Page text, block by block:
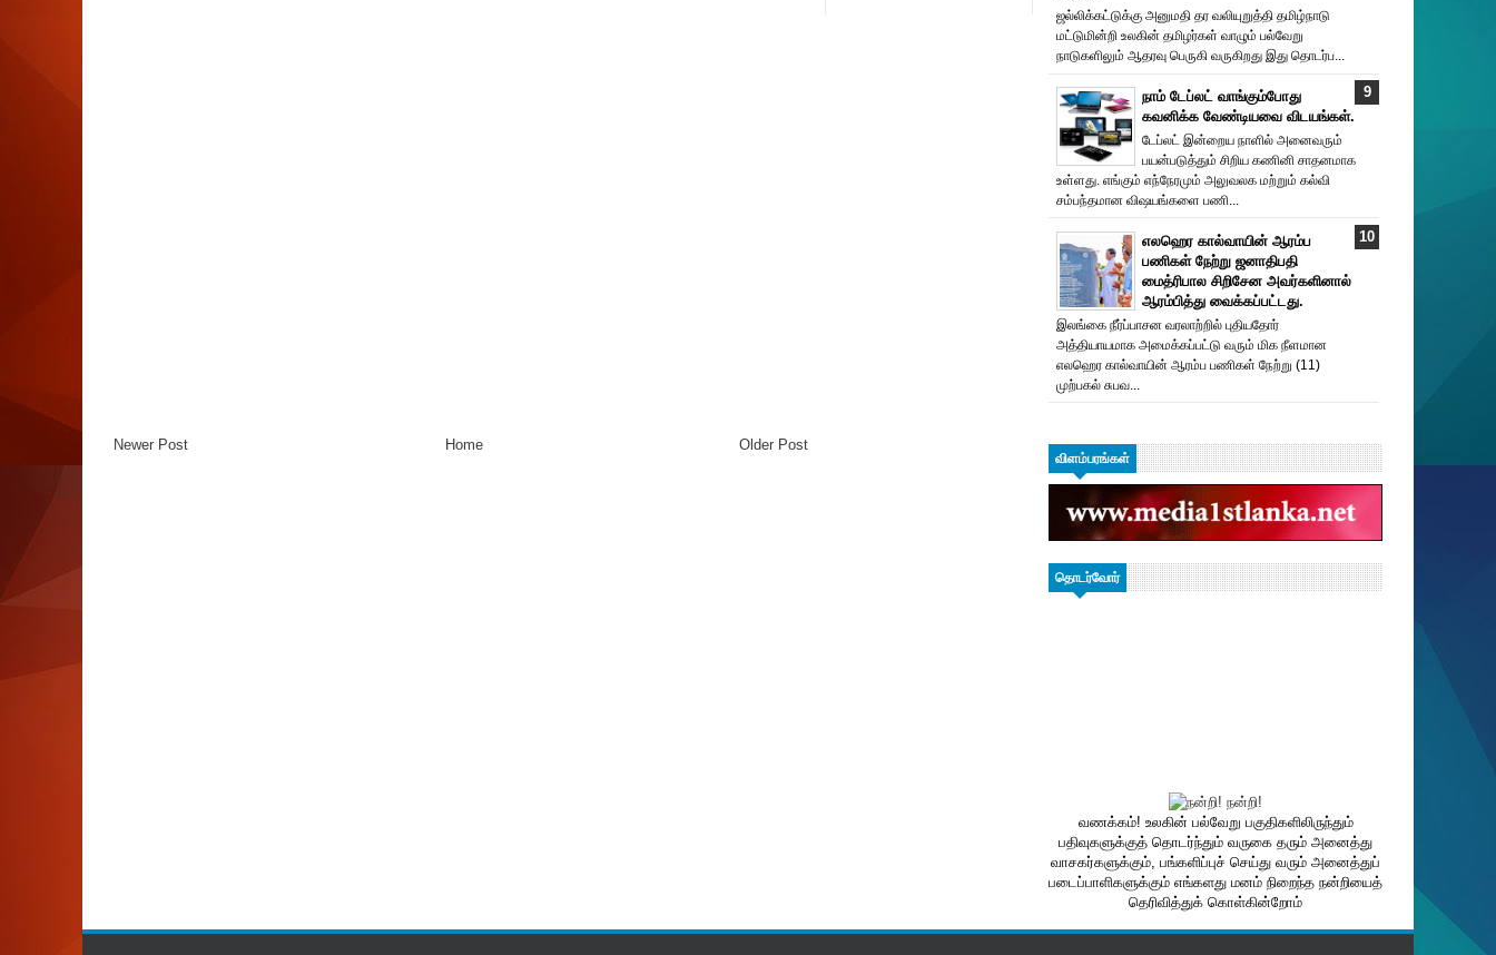
Newer Post Older Post
Home
ஜல்லிக்கட்டுக்கு அனுமதி தர வலியுறுத்தி தமிழ்நாடு
மட்டுமின்றி உலகின் தமிழர்கள் வாழும் பல்வேறு
நாடுகளிலும் ஆதரவு பெருகி வருகிறது இது தொடர்ப...
நாம் டேப்லட் வாங்கும்போது
கவனிக்க வேண்டியவை விடயங்கள்.
டேப்லட் இன்றைய நாளில் அனைவரும்
பயன்படுத்தும் சிறிய கணினி சாதனமாக
உள்ளது. எங்கும் எந்நேரமும் அலுவலக மற்றும் கல்வி
சம்பந்தமான விஷயங்களை பணி...
எலஹெர கால்வாயின் ஆரம்ப
பணிகள் நேற்று ஜனாதிபதி
மைத்ரிபால சிறிசேன அவர்களினால்
ஆரம்பித்து வைக்கப்பட்டது.
இலங்கை நீர்ப்பாசன வரலாற்றில் புதியதோர்
அத்தியாயமாக அமைக்கப்பட்டு வரும் மிக நீளமான
எலஹெர கால்வாயின் ஆரம்ப பணிகள் நேற்று (11)
முற்பகல் சுபவ...
விளம்பரங்கள்
தொடர்வோர்
வணக்கம்! உலகின் பல்வேறு பகுதிகளிலிருந்தும்
பதிவுகளுக்குத் தொடர்ந்தும் வருகை தரும் அனைத்து
வாசகர்களுக்கும், பங்களிப்புச் செய்து வரும் அனைத்துப்
படைப்பாளிகளுக்கும் எங்களது மனம் நிறைந்த நன்றியைத்
தெரிவித்துக் கொள்கின்றோம்